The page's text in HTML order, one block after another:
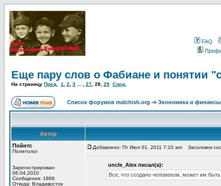
FAQ
Еще пару слов о Фабиане и понятии
На страницу Пред. 1 2 3 27 28 29 След.
Список форумов malchish.org -> Экономика и финансы
Автор
Пойнтс
Политолог
Зарегистрирован:
06.04.2010
Сообщения: 1866
Откуда: Владивосток
Добавлено: Пт Июл 01, 2011 7:10 am Заголовок
uncle_Alex писал(а):
Все, что создано человеком, может им